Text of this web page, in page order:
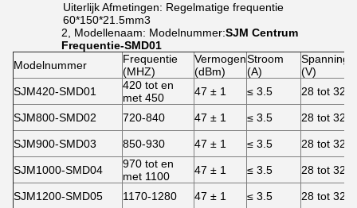
Uiterlijk Afmetingen: Regelmatige frequentie
60*150*21.5mm3
2, Modellenaam: Modelnummer:SJM Centrum
Frequentie-SMD01
Modelnummer
Frequentie
(MHZ)
Vermogen
(dBm)
Stroom
(A)
Spanning
(V)
SJM420-SMD01
420 tot en
met 450
47 ± 1 ≤ 3.5 28 tot 32
SJM800-SMD02 720-840 47 ± 1 ≤ 3.5 28 tot 32
SJM900-SMD03 850-930 47 ± 1 ≤ 3.5 28 tot 32
SJM1000-SMD04
970 tot en
met 1100
47 ± 1 ≤ 3.5 28 tot 32
SJM1200-SMD05 1170-1280 47 ± 1 ≤ 3.5 28 tot 32